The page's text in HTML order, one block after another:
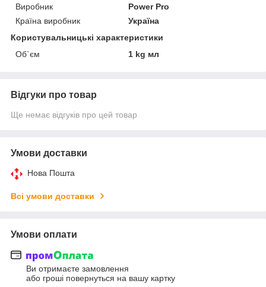
Виробник
Power Pro
Країна виробник
Україна
Користувальницькі характеристики
Об`єм
1 kg мл
Відгуки про товар
Ще немає відгуків про цей товар
Умови доставки
Нова Пошта
Всі умови доставки
Умови оплати
Ви отримаєте замовлення
або гроші повернуться на вашу картку